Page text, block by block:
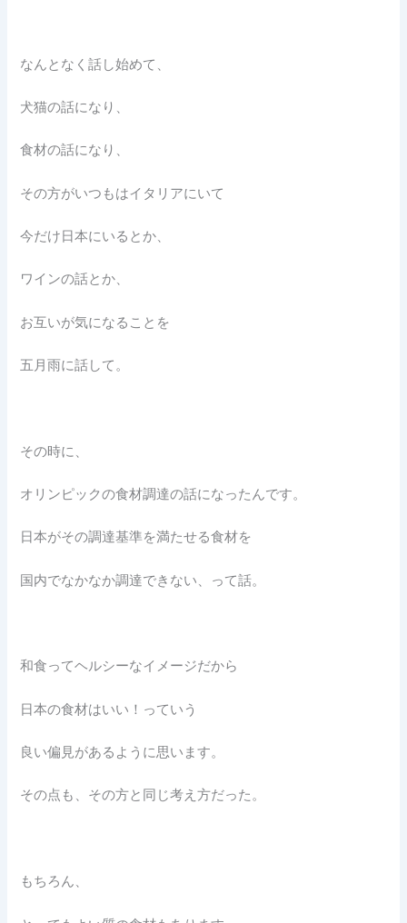
なんとなく話し始めて、
犬猫の話になり、
食材の話になり、
その方がいつもはイタリアにいて
今だけ日本にいるとか、
ワインの話とか、
お互いが気になることを
五月雨に話して。
その時に、
オリンピックの食材調達の話になったんです。
日本がその調達基準を満たせる食材を
国内でなかなか調達できない、って話。
和食ってヘルシーなイメージだから
日本の食材はいい！っていう
良い偏見があるように思います。
その点も、その方と同じ考え方だった。
もちろん、